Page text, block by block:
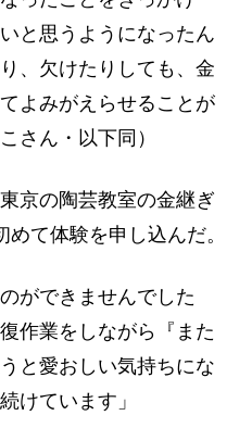
と思うようになったん
、欠けたりしても、金
よみがえらせることが
ん・以下同）
京の陶芸教室の金継ぎ
て体験を申し込んだ。
ができませんでした
作業をしながら『また
と愛おしい気持ちにな
けています」